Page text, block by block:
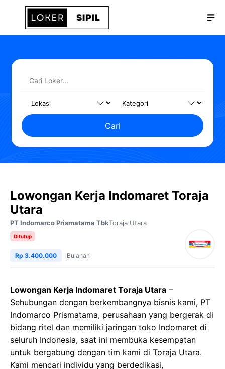
Langsung
Cari
Lowongan Kerja Indomaret Toraja
Utara
PT Indomarco Prismatama TbkToraja Utara
Ditutup
Rp 3.400.000 Bulanan
Lowongan Kerja Indomaret Toraja Utara –
Sehubungan dengan berkembangnya bisnis kami, PT
Indomarco Prismatama, perusahaan yang bergerak di
bidang ritel dan memiliki jaringan toko Indomaret di
seluruh Indonesia, saat ini membuka kesempatan
untuk bergabung dengan tim kami di Toraja Utara.
Kami mencari individu yang berdedikasi,